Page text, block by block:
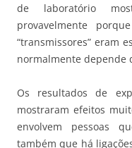
de laboratório
provavelmente
“transmissores” eram
normalmente depende
Os resultados de
mostraram efeitos
envolvem pessoas
também que há